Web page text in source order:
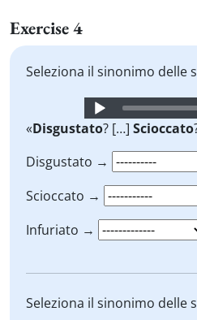
Exercise 4
Seleziona il sinonimo delle
Audio
Player
«Disgustato? […] Scioccato
Disgustato →
Scioccato →
Infuriato →
Seleziona il sinonimo delle